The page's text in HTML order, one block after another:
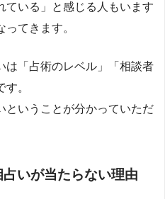
ている」と感じる人もいます
てきます。
は「占術のレベル」「相談者
。
ということが分かっていただ
いが当たらない理由